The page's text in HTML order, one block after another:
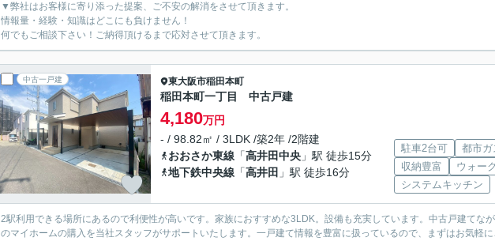
▼弊社はお客様に寄り添った提案、ご不安の解消をさせて頂きます。
情報量・経験・知識はどこにも負けません！
何でもご相談下さい！ご納得頂けるまで応対させて頂きます。
中古一戸建 東大阪市稲田本町
稲田本町一丁目 中古戸建
4,180万円
- / 98.82㎡ / 3LDK /築2年 /2階建
おおさか東線 「高井田中央 」駅 徒歩15分
地下鉄中央線 「高井田 」駅 徒歩16分
駐車2台可 都市ガ
収納豊富
ウォー
システムキッチン
2駅利用できる場所にあるので利便性が高いです。家族におすすめな3LDK。設備も充実しています。中古戸建てな
のマイホームの購入を当社スタッフがサポートいたします。一戸建て情報を豊富に扱っているので、まずはお気軽に